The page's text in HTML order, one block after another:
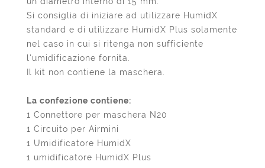
Si consiglia di iniziare ad utilizzare HumidX
standard e di utilizzare HumidX Plus solamente
nel caso in cui si ritenga non sufficiente
l'umidificazione fornita.
Il kit non contiene la maschera.
La confezione contiene:
1 Connettore per maschera N20
1 Circuito per Airmini
1 Umidificatore HumidX
1 umidificatore HumidX Plus